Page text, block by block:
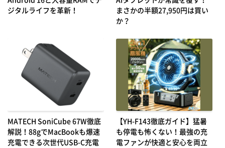
ジタルライフを革新！
まさかの半額27,950円は買い
か？
MATECH SoniCube 67W徹底
解説！88gでMacBookも爆速
充電できる次世代USB-C充電
【YH-F143徹底ガイド】猛暑
も停電も怖くない！最強の充
電ファンが快適と安心を両立